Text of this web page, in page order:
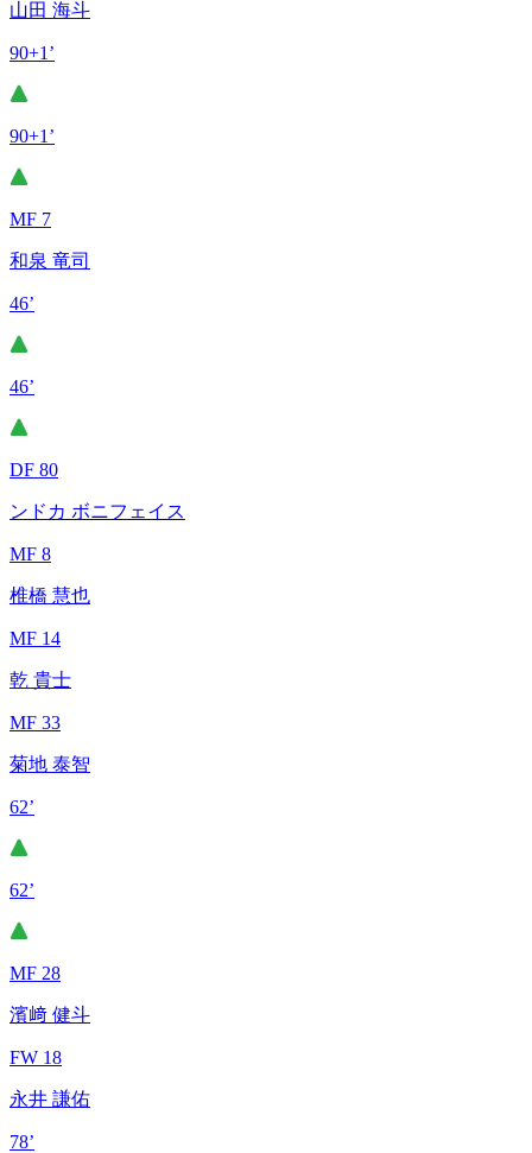
山田 海斗
90+1’
90+1’
MF 7
和泉 竜司
46’
46’
DF 80
ンドカ ボニフェイス
MF 8
椎橋 慧也
MF 14
乾 貴士
MF 33
菊地 泰智
62’
62’
MF 28
濱﨑 健斗
FW 18
永井 謙佑
78’